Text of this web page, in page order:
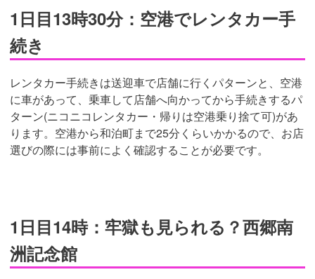
1日目13時30分：空港でレンタカー手
続き
レンタカー手続きは送迎車で店舗に行くパターンと、空港
に車があって、乗車して店舗へ向かってから手続きするパ
ターン(ニコニコレンタカー・帰りは空港乗り捨て可)があ
ります。空港から和泊町まで25分くらいかかるので、お店
選びの際には事前によく確認することが必要です。
引
用：
htt
p://a
zum
ahot
els.
p-co
nten
t/upl
oad
s/20
19/0
6/az
uma
11-1
-768
x46
1日目14時：牢獄も見られる？西郷南
洲記念館